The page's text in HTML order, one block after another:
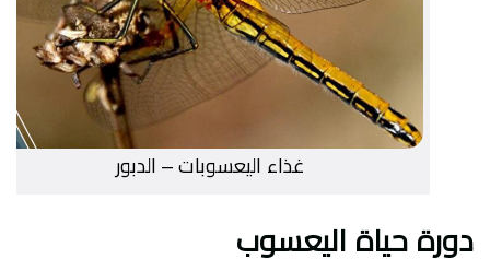
غذاء اليعسوبات – الدبور
دورة حياة اليعسوب